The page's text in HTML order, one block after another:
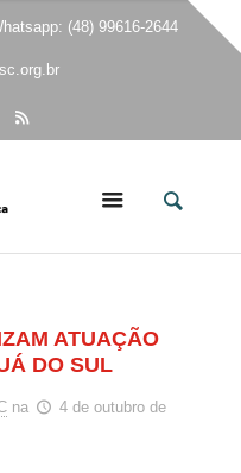
(48) 99616-2644
ATUAÇÃO
DO SUL
na
4 de outubro de